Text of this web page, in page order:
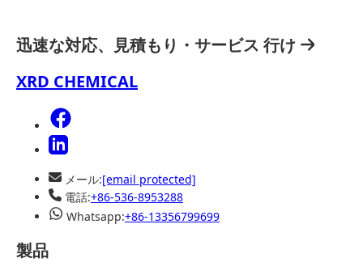
迅速な対応、見積もり・サービス 行け
XRD CHEMICAL
メール:[email protected]
電話:+86-536-8953288
Whatsapp:+86-13356799699
製品